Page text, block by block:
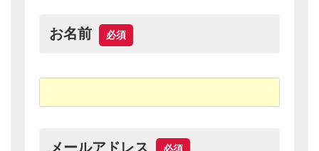
※記載のないトレッキングメーカーも買取いたします。お気軽に
お問い合わせください。
トレッキングとは